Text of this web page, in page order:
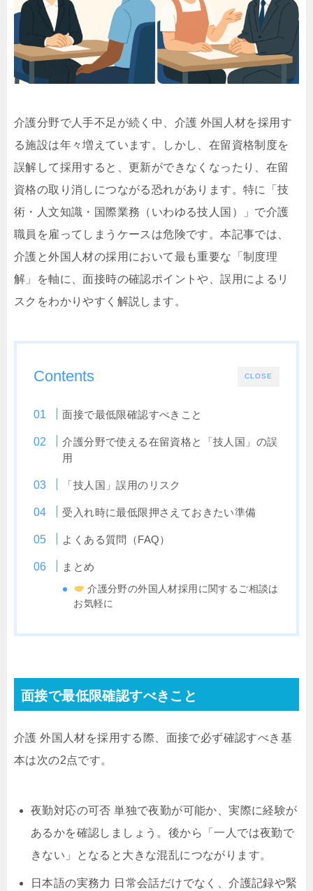
介護分野で人手不足が続く中、介護 外国人材を採用す
る施設は年々増えています。しかし、在留資格制度を
誤解して採用すると、更新ができなくなったり、在留
資格の取り消しにつながる恐れがあります。特に「技
術・人文知識・国際業務（いわゆる技人国）」で介護
職員を雇ってしまうケースは危険です。本記事では、
介護と外国人材の採用において最も重要な「制度理
解」を軸に、面接時の確認ポイントや、誤用によるリ
スクをわかりやすく解説します。
CLOSE
Contents
面接で最低限確認すべきこと
介護分野で使える在留資格と「技人国」の誤
用
「技人国」誤用のリスク
受入れ時に最低限押さえておきたい準備
よくある質問（FAQ）
まとめ
介護分野の外国人材採用に関するご相談は
お気軽に
面接で最低限確認すべきこと
介護 外国人材を採用する際、面接で必ず確認すべき基
本は次の2点です。
夜勤対応の可否 単独で夜勤が可能か、実際に経験が
あるかを確認しましょう。後から「一人では夜勤で
きない」となると大きな混乱につながります。
日本語の実務力 日常会話だけでなく、介護記録や緊